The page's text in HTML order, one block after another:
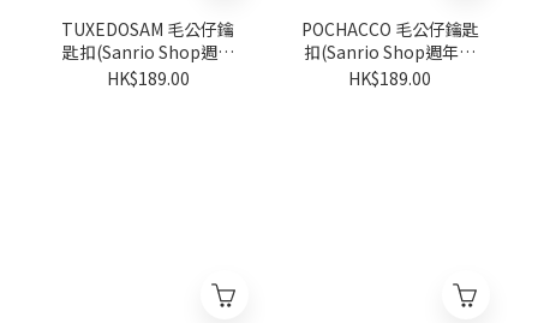
TUXEDOSAM 毛公仔鑰
匙扣(Sanrio Shop週年
系列)
HK$189.00
POCHACCO 毛公仔鑰匙
扣(Sanrio Shop週年系
列)
HK$189.00